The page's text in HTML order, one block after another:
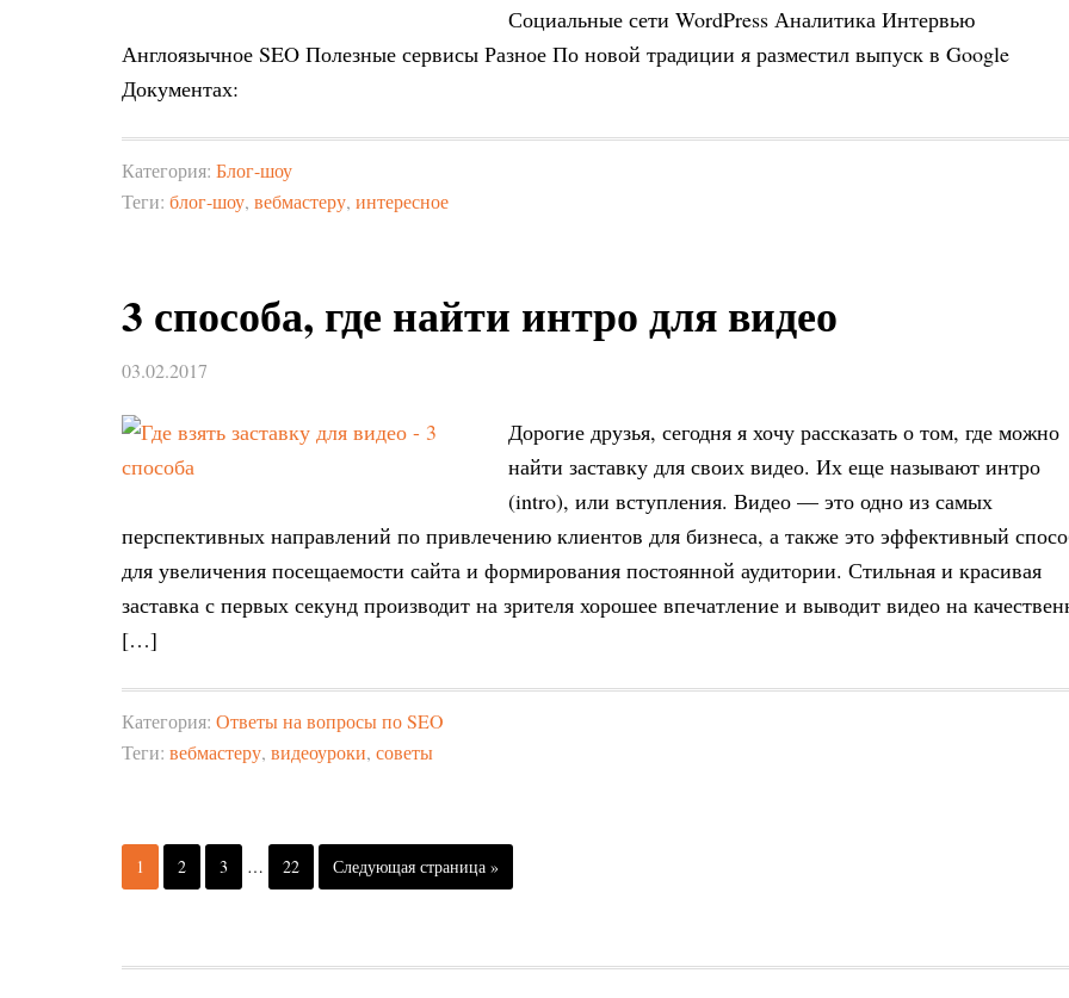
Социальные сети WordPress Аналитика Интервью
Англоязычное SEO Полезные сервисы Разное По новой традиции я разместил выпуск в Google
Документах:
Категория: Блог-шоу
Теги: блог-шоу, вебмастеру, интересное
3 способа, где найти интро для видео
03.02.2017
Дорогие друзья, сегодня я хочу рассказать о том, где можно
найти заставку для своих видео. Их еще называют интро
(intro), или вступления. Видео — это одно из самых
перспективных направлений по привлечению клиентов для бизнеса, а также это эффективный
для увеличения посещаемости сайта и формирования постоянной аудитории. Стильная и красивая
заставка с первых секунд производит на зрителя хорошее впечатление и выводит видео на
[…]
Категория: Ответы на вопросы по SEO
Теги: вебмастеру, видеоуроки, советы
1 2 3 … 22 Следующая страница »